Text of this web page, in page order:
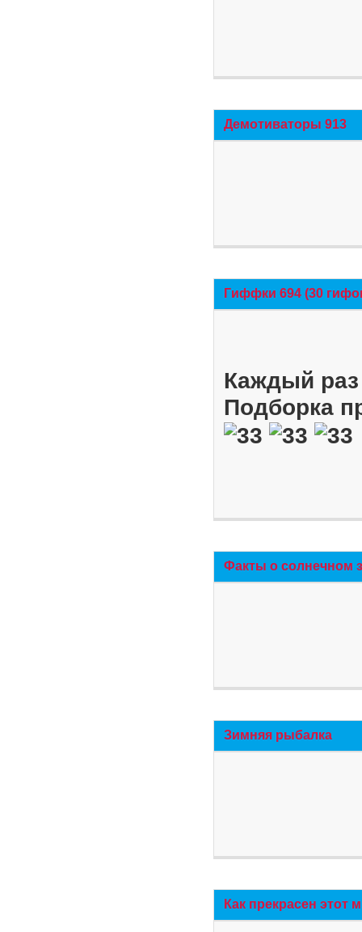
Демотиваторы 913
Гиффки 694 (30
Каждый
Подборка
Факты о солнечном
Зимняя рыбалка
Как прекрасен этот